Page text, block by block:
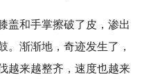
盖和手掌擦破了皮，渗出
。渐渐地，奇迹发生了，
越来越整齐，速度也越来